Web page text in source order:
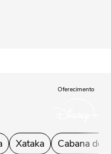
Oferecimento
Xataka Cabana do